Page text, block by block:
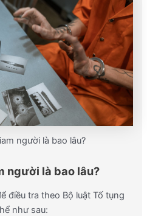
người là bao lâu?
người là bao lâu?
điều tra theo Bộ luật Tố tụng
như sau: